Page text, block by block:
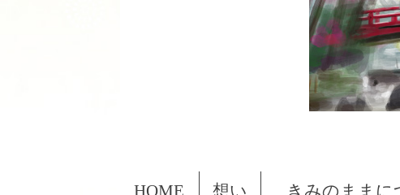
HOME 想い きみのままに